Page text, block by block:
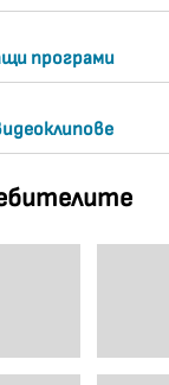
програми